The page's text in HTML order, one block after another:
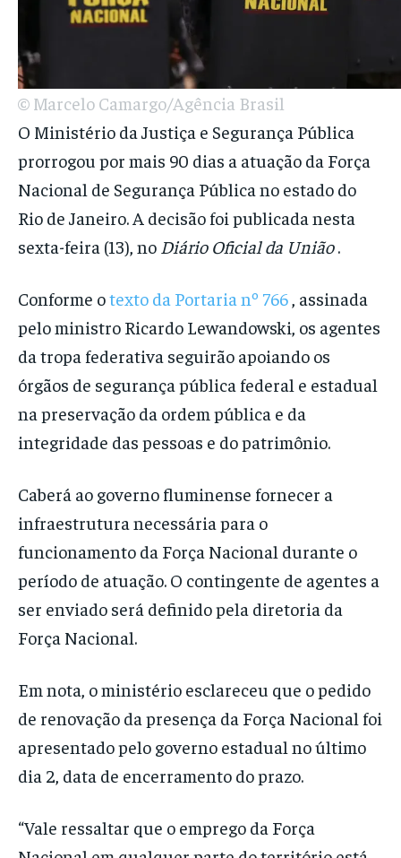
© Marcelo Camargo/Agência Brasil
O Ministério da Justiça e Segurança Pública
prorrogou por mais 90 dias a atuação da Força
Nacional de Segurança Pública no estado do
Rio de Janeiro. A decisão foi publicada nesta
sexta-feira (13), no Diário Oficial da União.
Conforme otexto da Portaria nº 766, assinada
pelo ministro Ricardo Lewandowski, os agentes
da tropa federativa seguirão apoiando os
órgãos de segurança pública federal e estadual
na preservação da ordem pública e da
integridade das pessoas e do patrimônio.
Caberá ao governo fluminense fornecer a
infraestrutura necessária para o
funcionamento da Força Nacional durante o
período de atuação. O contingente de agentes a
ser enviado será definido pela diretoria da
Força Nacional.
Em nota, o ministério esclareceu que o pedido
de renovação da presença da Força Nacional foi
apresentado pelo governo estadual no último
dia 2, data de encerramento do prazo.
“Vale ressaltar que o emprego da Força